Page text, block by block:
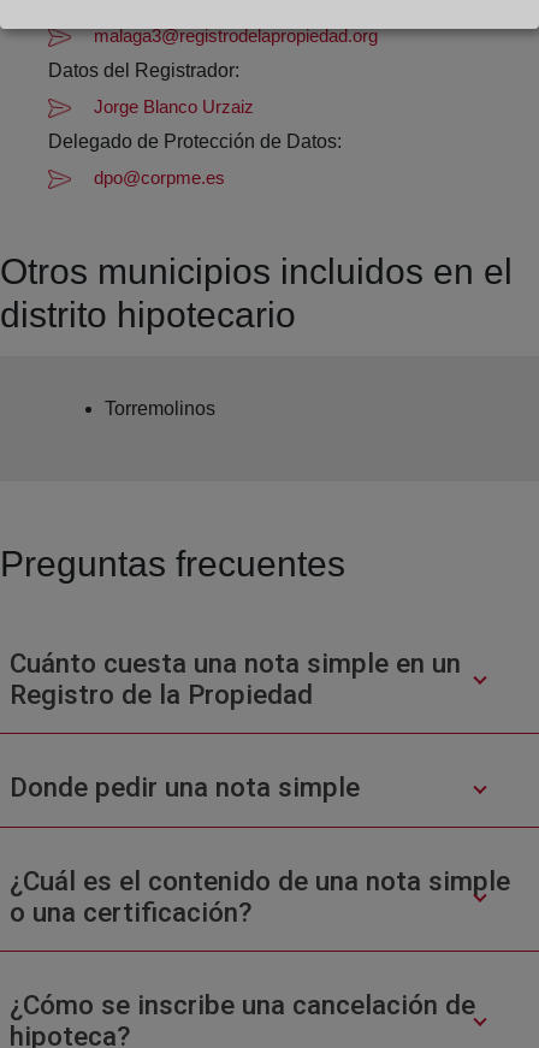
malaga3@registrodelapropiedad.org
Datos del Registrador:
Jorge Blanco Urzaiz
Delegado de Protección de Datos:
dpo@corpme.es
Otros municipios incluidos en el
distrito hipotecario
Torremolinos
Preguntas frecuentes
Cuánto cuesta una nota simple en un
Registro de la Propiedad
Donde pedir una nota simple
¿Cuál es el contenido de una nota simple
o una certificación?
¿Cómo se inscribe una cancelación de
hipoteca?